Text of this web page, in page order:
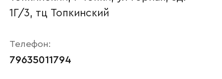
1Г/3, тц Топкинский
Телефон:
79635011794